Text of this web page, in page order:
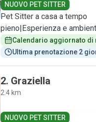
NUOVO PET SITTER
Pet Sitter a casa a tempo
pieno|Esperienza e
Calendario aggiornato di
Ultima prenotazione 2
2. Graziella
2.4 km
NUOVO PET SITTER